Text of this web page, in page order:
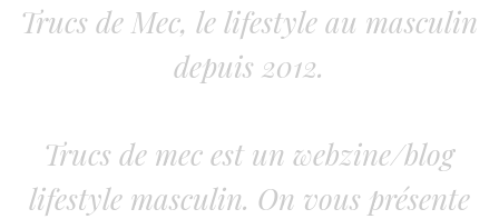
Trucs de Mec, le lifestyle au masculin
depuis 2012.
Trucs de mec est un webzine/blog
lifestyle masculin. On vous présente